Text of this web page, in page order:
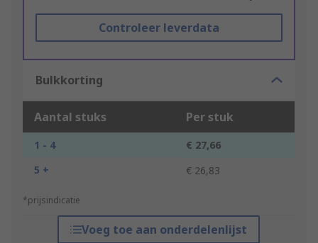
Controleer leverdata
Bulkkorting
Aantal stuks Per stuk
1 - 4
€ 27,66
5 +
€ 26,83
*prijsindicatie
Voeg toe aan onderdelenlijst